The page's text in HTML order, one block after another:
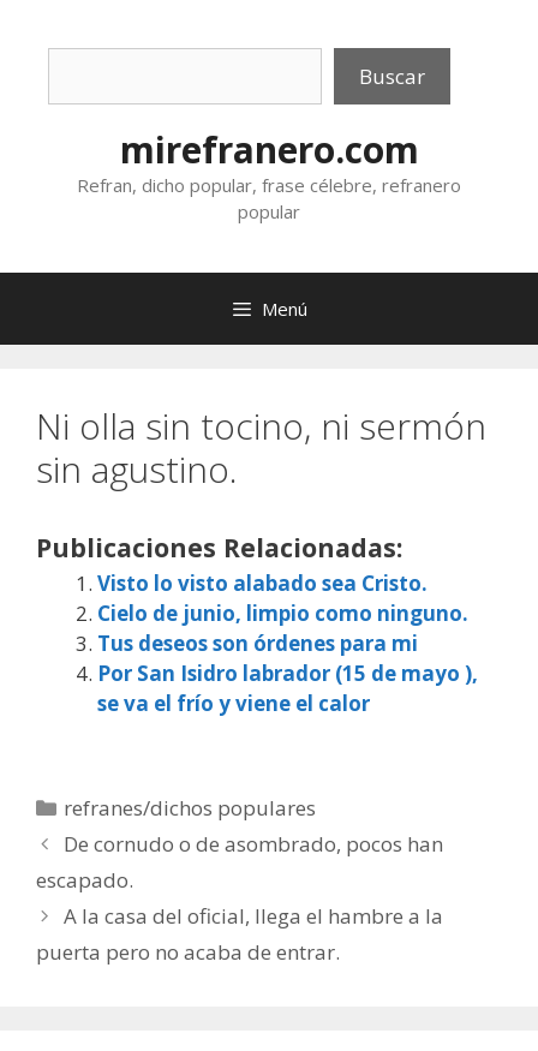
Buscar
mirefranero.com
Refran, dicho popular, frase célebre, refranero
popular
Menú
Ni olla sin tocino, ni sermón
sin agustino.
Publicaciones Relacionadas:
Visto lo visto alabado sea Cristo.
Cielo de junio, limpio como ninguno.
Tus deseos son órdenes para mi
Por San Isidro labrador (15 de mayo ),
se va el frío y viene el calor
Categorías
refranes/dichos populares
De cornudo o de asombrado, pocos han
escapado.
A la casa del oficial, llega el hambre a la
puerta pero no acaba de entrar.